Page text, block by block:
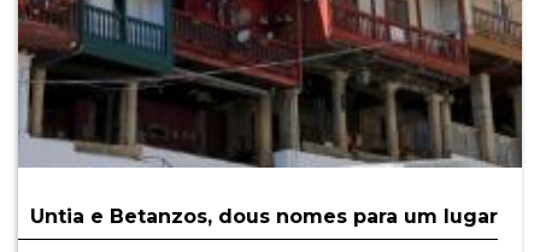
Untia e Betanzos, dous nomes para um lugar